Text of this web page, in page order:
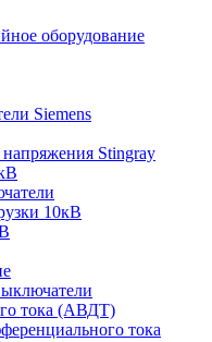
оборудование
Siemens
Stingray
10кВ
тока (АВДТ)
тока